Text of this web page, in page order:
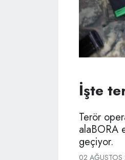
İşte
Terör
alaBORA
geçiyor.
02 AĞUSTOS